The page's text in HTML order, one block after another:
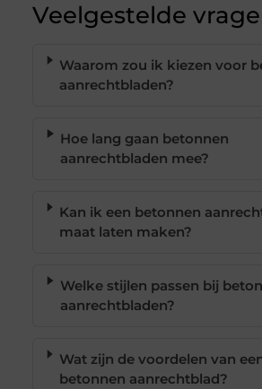
Veelgestelde
Waarom zou ik kiezen voor
aanrechtbladen?
Hoe lang gaan betonnen
aanrechtbladen mee?
Kan ik een betonnen
maat laten maken?
Welke stijlen passen bij
aanrechtbladen?
Wat zijn de voordelen van
betonnen aanrechtblad?